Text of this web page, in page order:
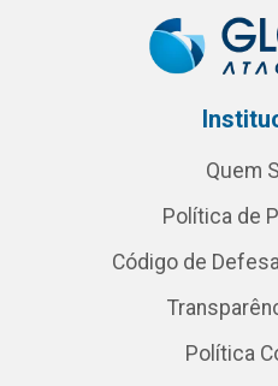
Quem
Política de
Código de
Política